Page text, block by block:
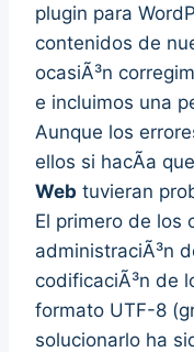
plugin para
contenidos de
ocasiÃ³n
e incluimos una
Aunque los
ellos si hacÃ­a
Web tuvieran
El primero de los
administraciÃ³n
codificaciÃ³n de
formato UTF-8
solucionarlo ha